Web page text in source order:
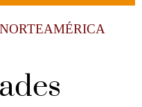
NORTEAMÉRICA